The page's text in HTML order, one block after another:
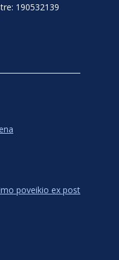
190532139
poveikio ex post